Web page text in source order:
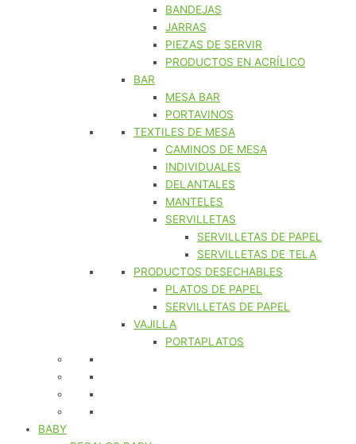
BANDEJAS
JARRAS
PIEZAS DE SERVIR
PRODUCTOS EN ACRÍLICO
BAR
MESA BAR
PORTAVINOS
TEXTILES DE MESA
CAMINOS DE MESA
INDIVIDUALES
DELANTALES
MANTELES
SERVILLETAS
SERVILLETAS DE PAPEL
SERVILLETAS DE TELA
PRODUCTOS DESECHABLES
PLATOS DE PAPEL
SERVILLETAS DE PAPEL
VAJILLA
PORTAPLATOS
BABY